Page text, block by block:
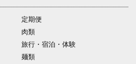
定期便
肉類
旅行・宿泊・体験
麺類